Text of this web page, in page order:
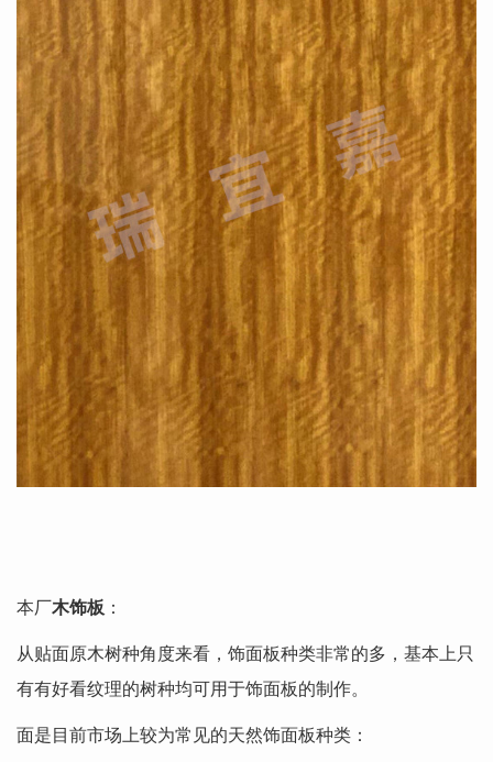
本厂木饰板 ：
从贴面原木树种角度来看，饰面板种类非常的多，基本上只
有有好看纹理的树种均可用于饰面板的制作。
面是目前市场上较为常见的天然饰面板种类：